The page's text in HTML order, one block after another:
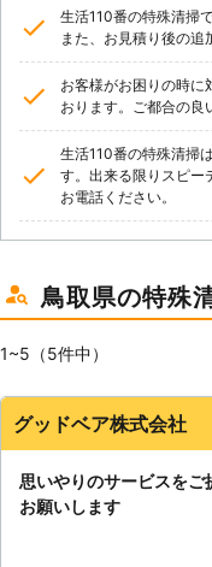
生活110番の特殊清掃
また、お見積り後の追
お客様がお困りの時
おります。ご都合の良
生活110番の特殊清掃
す。出来る限りスピー
お電話ください。
鳥取県の特殊
1~5（5件中）
グッドベア株式会社
思いやりのサービスをご
お願いします